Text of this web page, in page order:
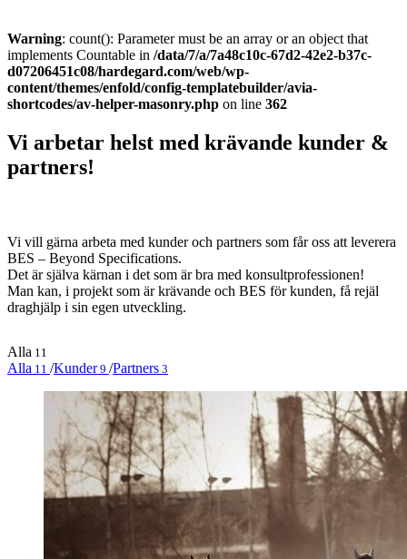
Warning: count(): Parameter must be an array or an object that
implements Countable in /data/7/a/7a48c10c-67d2-42e2-b37c-
d07206451c08/hardegard.com/web/wp-
content/themes/enfold/config-templatebuilder/avia-
shortcodes/av-helper-masonry.php on line 362
Vi arbetar helst med krävande kunder &
partners!
Vi vill gärna arbeta med kunder och partners som får oss att leverera
BES – Beyond Specifications.
Det är själva kärnan i det som är bra med konsultprofessionen!
Man kan, i projekt som är krävande och BES för kunden, få rejäl
draghjälp i sin egen utveckling.
Alla 11
Alla 11 /Kunder9 /Partners 3